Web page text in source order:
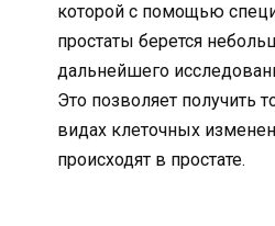
которой с помощью
простаты берется
дальнейшего
Это позволяет получить
видах клеточных
происходят в простате.